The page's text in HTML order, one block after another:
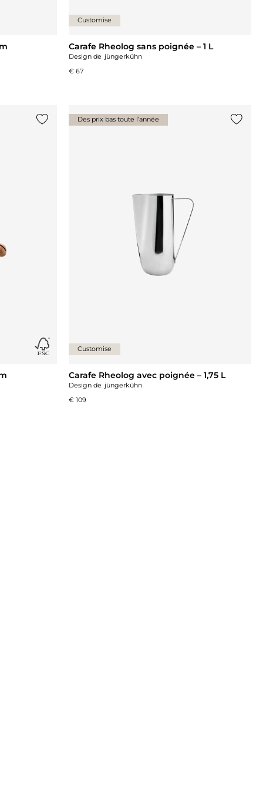
Customise
Carafe Rheolog sans poignée – 1 L
Design de jüngerkühn
€ 67
Des prix bas toute l’année
Customise
Carafe Rheolog avec poignée – 1,75 L
Design de jüngerkühn
€ 109